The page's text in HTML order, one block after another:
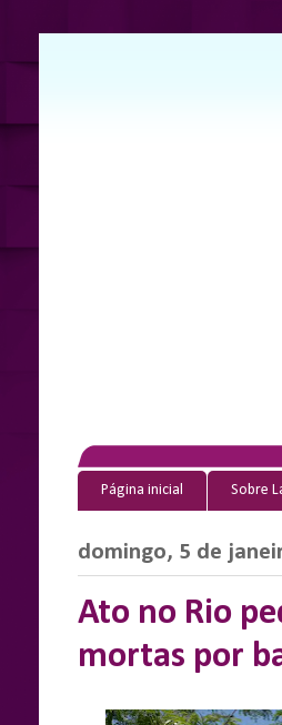
Página inicial Sobre
domingo, 5 de
Ato no Rio
mortas por